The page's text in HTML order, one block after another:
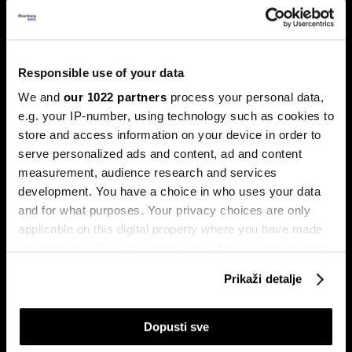
Responsible use of your data
We and our 1022 partners process your personal data,
e.g. your IP-number, using technology such as cookies to
store and access information on your device in order to
serve personalized ads and content, ad and content
measurement, audience research and services
development. You have a choice in who uses your data
and for what purposes. Your privacy choices are only
applicable on this digital property where you have made
If you allow, we would also like to:
Collect information about your geographical
Prikaži detalje
Dopusti sve
Trump protiv Castra: Meta postaje
milijardersko turističko carstvo
porodice Castro
Sukob oko Kube je sukob oko tri četvrtine ekonomije pod
okriljem koncerna Gaesa.
Može li Donald Trump okončati